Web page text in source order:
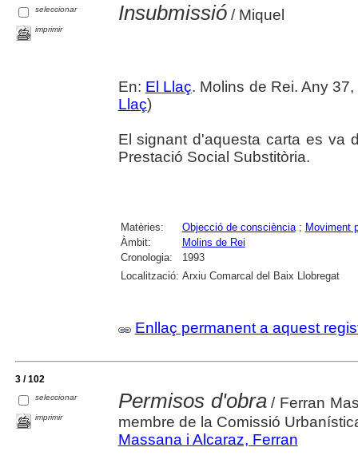
seleccionar
imprimir
Insubmissió/ Miquel
En: El Llaç. Molins de Rei. Any
Llaç)
El signant d'aquesta carta es va
Prestació Social Substitòria.
Matèries: Objecció de consciència; Moviment
Àmbit:
Molins de Rei
Cronologia:
1993
Localització: Arxiu Comarcal del Baix Llobregat
Enllaç permanent a aquest
3 / 102
seleccionar
imprimir
Permisos d'obra/ Ferran
membre de la Comissió
Massana i Alcaraz, Ferran